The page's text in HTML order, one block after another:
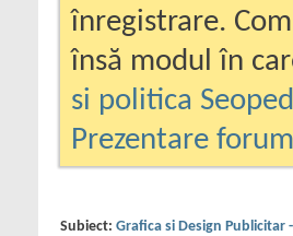
înregistrare.
însă modul în
si politica
Prezentare
Subiect: Grafica si Design Publicitar